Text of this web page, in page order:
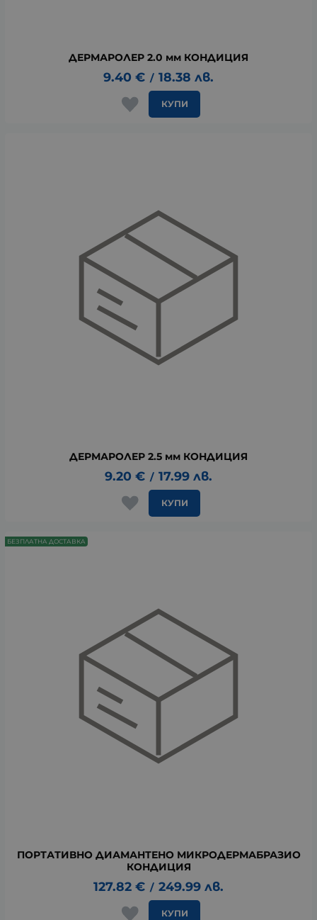
ДЕРМАРОЛЕР 2.0 мм КОНДИЦИЯ
9.40 € / 18.38 лв.
КУПИ
ДЕРМАРОЛЕР 2.5 мм КОНДИЦИЯ
9.20 € / 17.99 лв.
КУПИ
ПОРТАТИВНО ДИАМАНТЕНО МИКРОДЕРМАБРАЗИО
КОНДИЦИЯ
127.82 € / 249.99 лв.
КУПИ
БЕЗПЛАТНА ДОСТАВКА